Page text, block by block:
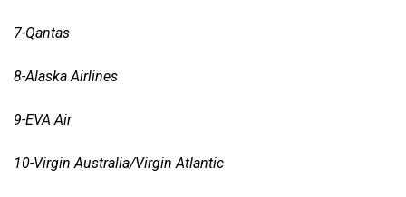
7-Qantas
8-Alaska Airlines
9-EVA Air
10-Virgin Australia/Virgin Atlantic